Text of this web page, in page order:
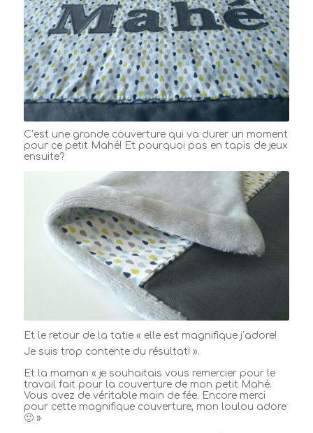
C’est une grande couverture qui va durer un moment
pour ce petit Mahé! Et pourquoi pas en tapis de jeux
ensuite?
Et le retour de la tatie « elle est magnifique j’adore!
Je suis trop contente du résultat! ».
Et la maman « je souhaitais vous remercier pour le
travail fait pour la couverture de mon petit Mahé.
Vous avez de véritable main de fée. Encore merci
pour cette magnifique couverture, mon loulou adore
🙂 »